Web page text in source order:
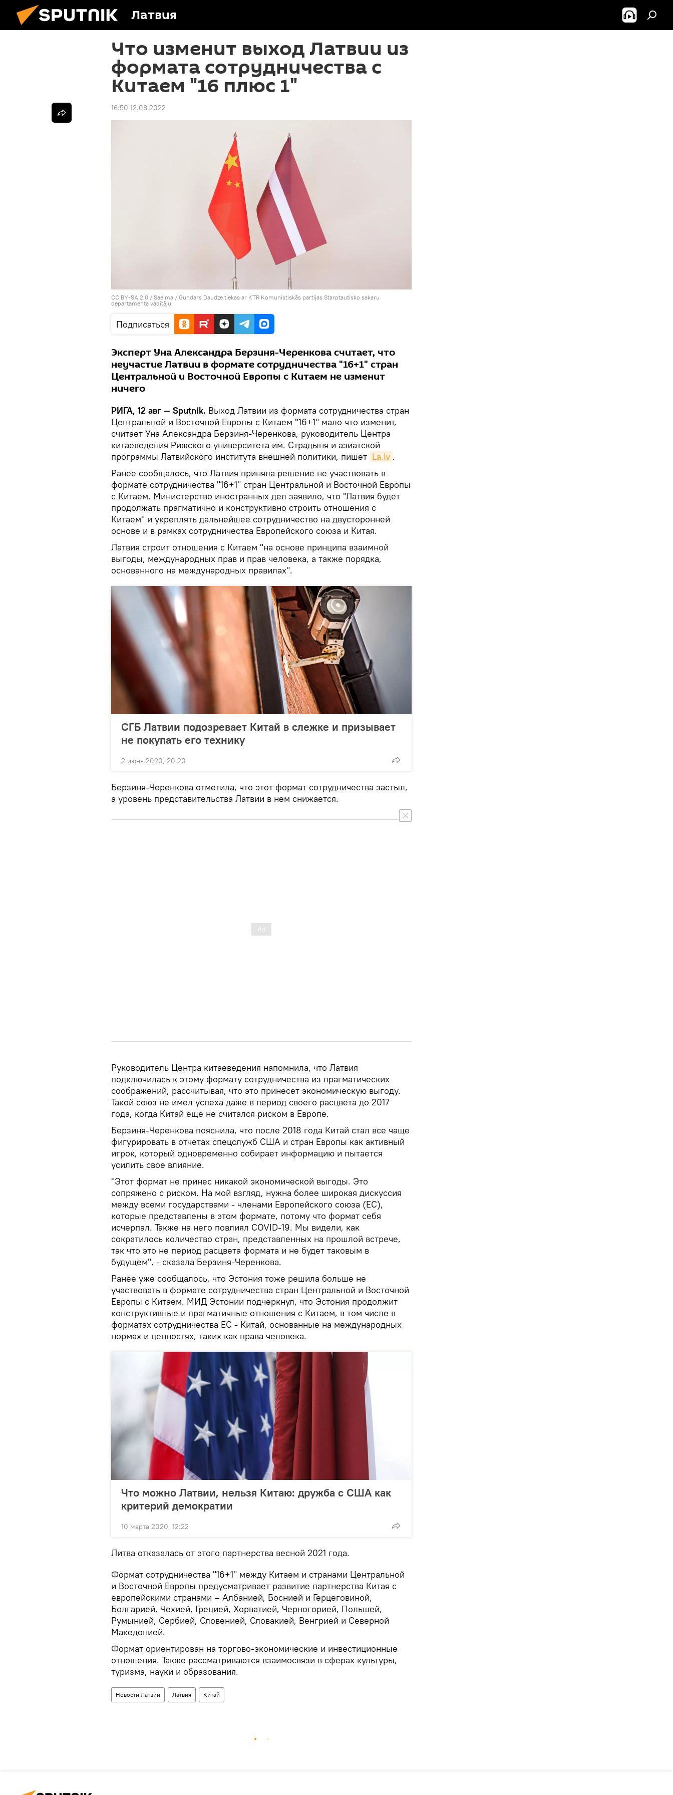
Латвия
Что изменит выход Латвии из
формата сотрудничества с
Китаем "16 плюс 1"
16:50 12.08.2022
CC BY-SA 2.0 / Saeima / Gundars Daudze tiekas ar ĶTR Komunistiskās partijas Starptautisko sakaru
departamenta vadītāju
Подписаться
Эксперт Уна Александра Берзиня-Черенкова считает, что
неучастие Латвии в формате сотрудничества "16+1" стран
Центральной и Восточной Европы с Китаем не изменит
ничего
РИГА, 12 авг — Sputnik. Выход Латвии из формата сотрудничества стран
Центральной и Восточной Европы с Китаем "16+1" мало что изменит,
считает Уна Александра Берзиня-Черенкова, руководитель Центра
китаеведения Рижского университета им. Страдыня и азиатской
программы Латвийского института внешней политики, пишет La.lv .
Ранее сообщалось, что Латвия приняла решение не участвовать в
формате сотрудничества "16+1" стран Центральной и Восточной Европы
с Китаем. Министерство иностранных дел заявило, что "Латвия будет
продолжать прагматично и конструктивно строить отношения с
Китаем" и укреплять дальнейшее сотрудничество на двусторонней
основе и в рамках сотрудничества Европейского союза и Китая.
Латвия строит отношения с Китаем "на основе принципа взаимной
выгоды, международных прав и прав человека, а также порядка,
основанного на международных правилах".
СГБ Латвии подозревает Китай в слежке и призывает
не покупать его технику
2 июня 2020, 20:20
Берзиня-Черенкова отметила, что этот формат сотрудничества застыл,
а уровень представительства Латвии в нем снижается.
Руководитель Центра китаеведения напомнила, что Латвия
подключилась к этому формату сотрудничества из прагматических
соображений, рассчитывая, что это принесет экономическую выгоду.
Такой союз не имел успеха даже в период своего расцвета до 2017
года, когда Китай еще не считался риском в Европе.
Берзиня-Черенкова пояснила, что после 2018 года Китай стал все чаще
фигурировать в отчетах спецслужб США и стран Европы как активный
игрок, который одновременно собирает информацию и пытается
усилить свое влияние.
"Этот формат не принес никакой экономической выгоды. Это
сопряжено с риском. На мой взгляд, нужна более широкая дискуссия
между всеми государствами - членами Европейского союза (ЕС),
которые представлены в этом формате, потому что формат себя
исчерпал. Также на него повлиял COVID-19. Мы видели, как
сократилось количество стран, представленных на прошлой встрече,
так что это не период расцвета формата и не будет таковым в
будущем", - сказала Берзиня-Черенкова.
Ранее уже сообщалось, что Эстония тоже решила больше не
участвовать в формате сотрудничества стран Центральной и Восточной
Европы с Китаем. МИД Эстонии подчеркнул, что Эстония продолжит
конструктивные и прагматичные отношения с Китаем, в том числе в
форматах сотрудничества ЕС - Китай, основанные на международных
нормах и ценностях, таких как права человека.
Что можно Латвии, нельзя Китаю: дружба с США как
критерий демократии
10 марта 2020, 12:22
Литва отказалась от этого партнерства весной 2021 года.
Формат сотрудничества "16+1" между Китаем и странами Центральной
и Восточной Европы предусматривает развитие партнерства Китая с
европейскими странами – Албанией, Боснией и Герцеговиной,
Болгарией, Чехией, Грецией, Хорватией, Черногорией, Польшей,
Румынией, Сербией, Словенией, Словакией, Венгрией и Северной
Македонией.
Формат ориентирован на торгово-экономические и инвестиционные
отношения. Также рассматриваются взаимосвязи в сферах культуры,
туризма, науки и образования.
Новости Латвии Латвия Китай